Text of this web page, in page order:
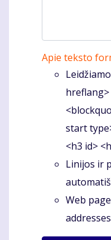
Apie teksto
start
<h3 id>
Linijos ir
Web